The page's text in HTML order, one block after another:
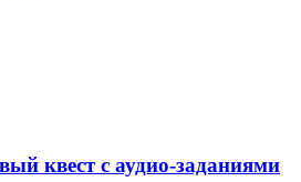
квест с аудио-заданиями